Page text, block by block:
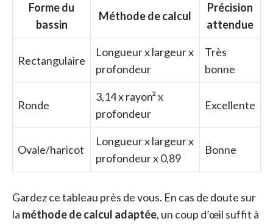
Forme du
bassin
Méthode de calcul
Précision
attendue
Rectangulaire
Longueur x largeur x
profondeur
Très
bonne
Ronde
3,14 x rayon² x
profondeur
Excellente
Ovale/haricot
Longueur x largeur x
profondeur x 0,89
Bonne
Gardez ce tableau près de vous. En cas de doute sur
la méthode de calcul adaptée, un coup d’œil suffit à